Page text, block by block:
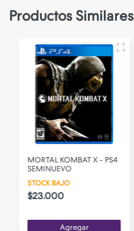
Productos Similares
MORTAL KOMBAT X - PS4
SEMINUEVO
STOCK BAJO
$23.000
Agregar